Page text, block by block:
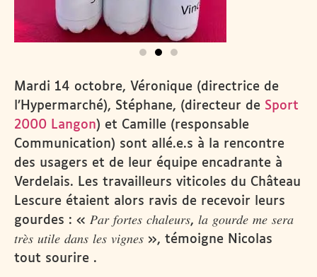
Mardi 14 octobre, Véronique (directrice de
l’Hypermarché), Stéphane, (directeur de Sport
2000 Langon) et Camille (responsable
Communication) sont allé.e.s à la rencontre
des usagers et de leur équipe encadrante à
Verdelais. Les travailleurs viticoles du Château
Lescure étaient alors ravis de recevoir leurs
gourdes : « 𝑃𝑎𝑟 𝑓𝑜𝑟𝑡𝑒𝑠 𝑐ℎ𝑎𝑙𝑒𝑢𝑟𝑠, 𝑙𝑎 𝑔𝑜𝑢𝑟𝑑𝑒 𝑚𝑒 𝑠𝑒𝑟𝑎
𝑡𝑟𝑒̀𝑠 𝑢𝑡𝑖𝑙𝑒 𝑑𝑎𝑛𝑠 𝑙𝑒𝑠 𝑣𝑖𝑔𝑛𝑒𝑠 », témoigne Nicolas
tout sourire .